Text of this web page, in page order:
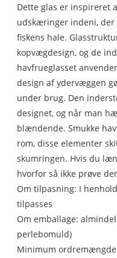
Dette glas er inspireret
udskæringer indeni, der
fiskens hale.
kopvægdesign, og de
havfrueglasset
design af ydervæggen
under brug. Den
designet, og når man
blændende. Smukke
rom, disse elementer
skumringen. Hvis du
hvorfor så ikke prøve
Om tilpasning: I
tilpasses
Om emballage:
perlebomuld)
Minimum